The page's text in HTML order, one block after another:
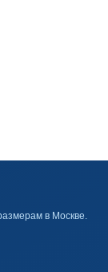
в Москве.